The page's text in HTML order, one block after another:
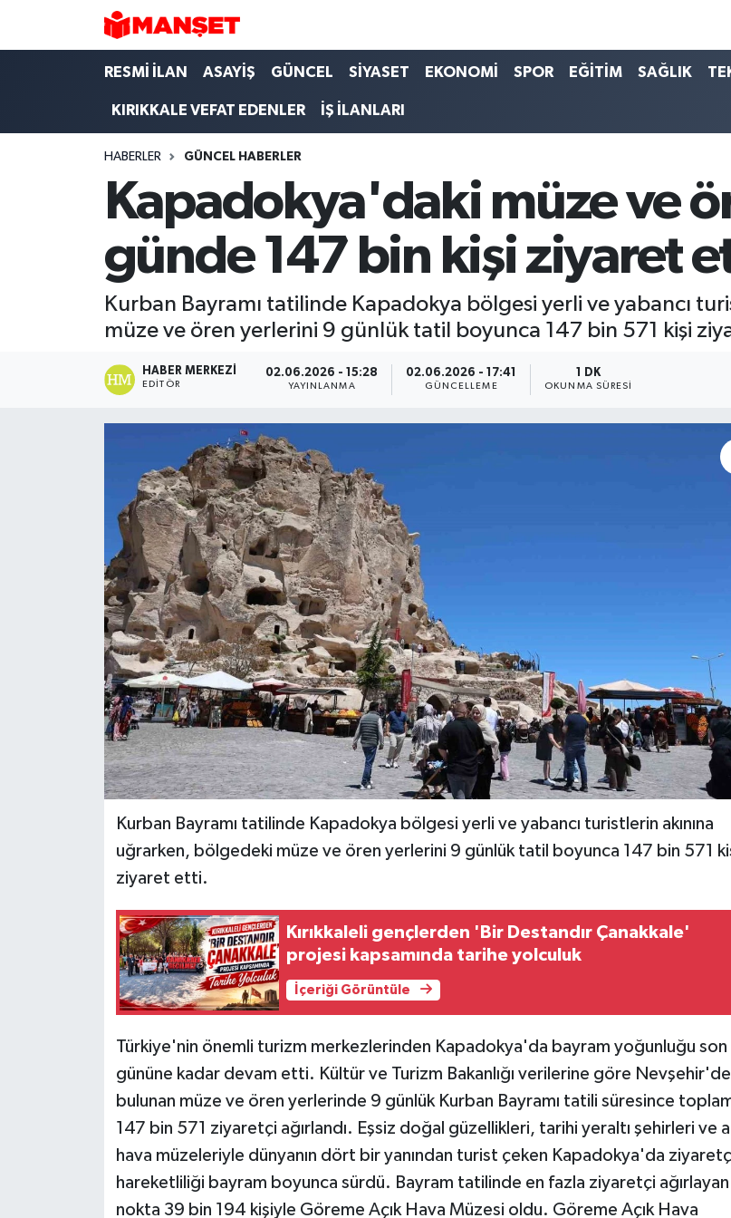
RESMİ İLAN ASAYİŞ GÜNCEL SİYASET EKONOMİ SPOR EĞİTİM SAĞLIK
KIRIKKALE VEFAT EDENLER İŞ İLANLARI
HABERLER GÜNCEL HABERLER
Kapadokya'daki müze ve
günde 147 bin kişi ziyaret
Kurban Bayramı tatilinde Kapadokya bölgesi yerli ve yabancı
müze ve ören yerlerini 9 günlük tatil boyunca 147 bin 571 kişi
HABER MERKEZI
EDITÖR
02.06.2026 - 15:28
YAYINLANMA
02.06.2026 - 17:41
GÜNCELLEME
1 DK
OKUNMA SÜRESI
Kurban Bayramı tatilinde Kapadokya bölgesi yerli ve yabancı turistlerin akınına
uğrarken, bölgedeki müze ve ören yerlerini 9 günlük tatil boyunca 147 bin 571
ziyaret etti.
Kırıkkaleli gençlerden 'Bir Destandır Çanakkale'
projesi kapsamında tarihe yolculuk
İçeriği Görüntüle
Türkiye'nin önemli turizm merkezlerinden Kapadokya'da bayram yoğunluğu son
gününe kadar devam etti. Kültür ve Turizm Bakanlığı verilerine göre Nevşehir'de
bulunan müze ve ören yerlerinde 9 günlük Kurban Bayramı tatili süresince
147 bin 571 ziyaretçi ağırlandı. Eşsiz doğal güzellikleri, tarihi yeraltı şehirleri ve
hava müzeleriyle dünyanın dört bir yanından turist çeken Kapadokya'da
hareketliliği bayram boyunca sürdü. Bayram tatilinde en fazla ziyaretçi ağırlayan
nokta 39 bin 194 kişiyle Göreme Açık Hava Müzesi oldu. Göreme Açık Hava
Hava Durumu
Trafik Durumu
Süper Lig Puan Durumu ve Fikstür
Tüm Manşetler
Son Dakika Haberleri
Haber Arşivi